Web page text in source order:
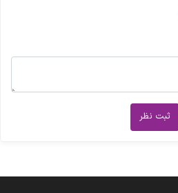
ثبت نظر